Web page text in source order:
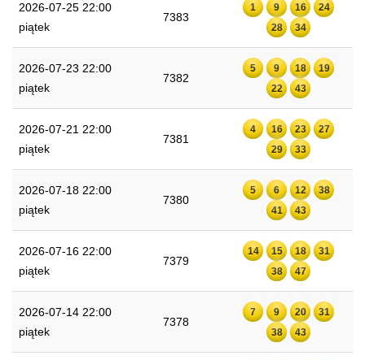
2026-07-25 22:00
piątek
7383
1 9 16
24
28
34
2026-07-23 22:00
piątek
7382
5 9 18
19
22
43
2026-07-21 22:00
piątek
7381
4 16 23
27
29
33
2026-07-18 22:00
piątek
7380
5 6 12
38
41
43
2026-07-16 22:00
piątek
7379
14 15 18
31
38
47
2026-07-14 22:00
piątek
7378
7 9 20
31
38
43